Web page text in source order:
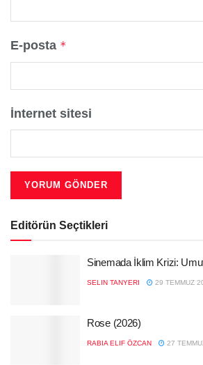
E-posta *
İnternet sitesi
Editörün Seçtikleri
Sinemada İklim Krizi:
SELIN TANYERI 29 TEMMUZ
Rose (2026)
RABIA ELIF ÖZCAN 27